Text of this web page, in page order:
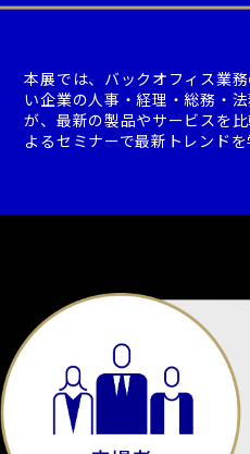
本展では、バックオフィス業
い企業の人事・経理・総務・
が、最新の製品やサービスを
よるセミナーで最新トレンドを